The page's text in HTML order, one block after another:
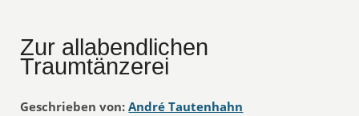
Zur allabendlichen
Traumtänzerei
Geschrieben von: André Tautenhahn